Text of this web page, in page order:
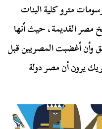
مترو كلية البنات
مصر القديمة، حيث أنها
وأن أغضبت المصريين قبل
يرون أن مصر دولة